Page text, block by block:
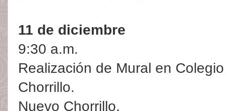
11 de diciembre
9:30 a.m.
Realización de Mural en
Chorrillo.
Nuevo Chorrillo.